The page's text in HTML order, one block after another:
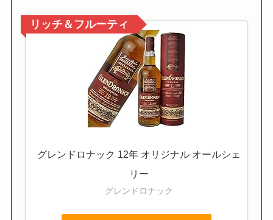
グレンドロナック 12年 オリジナル オールシェ
リー
グレンドロナック
リッチ＆フルーティ